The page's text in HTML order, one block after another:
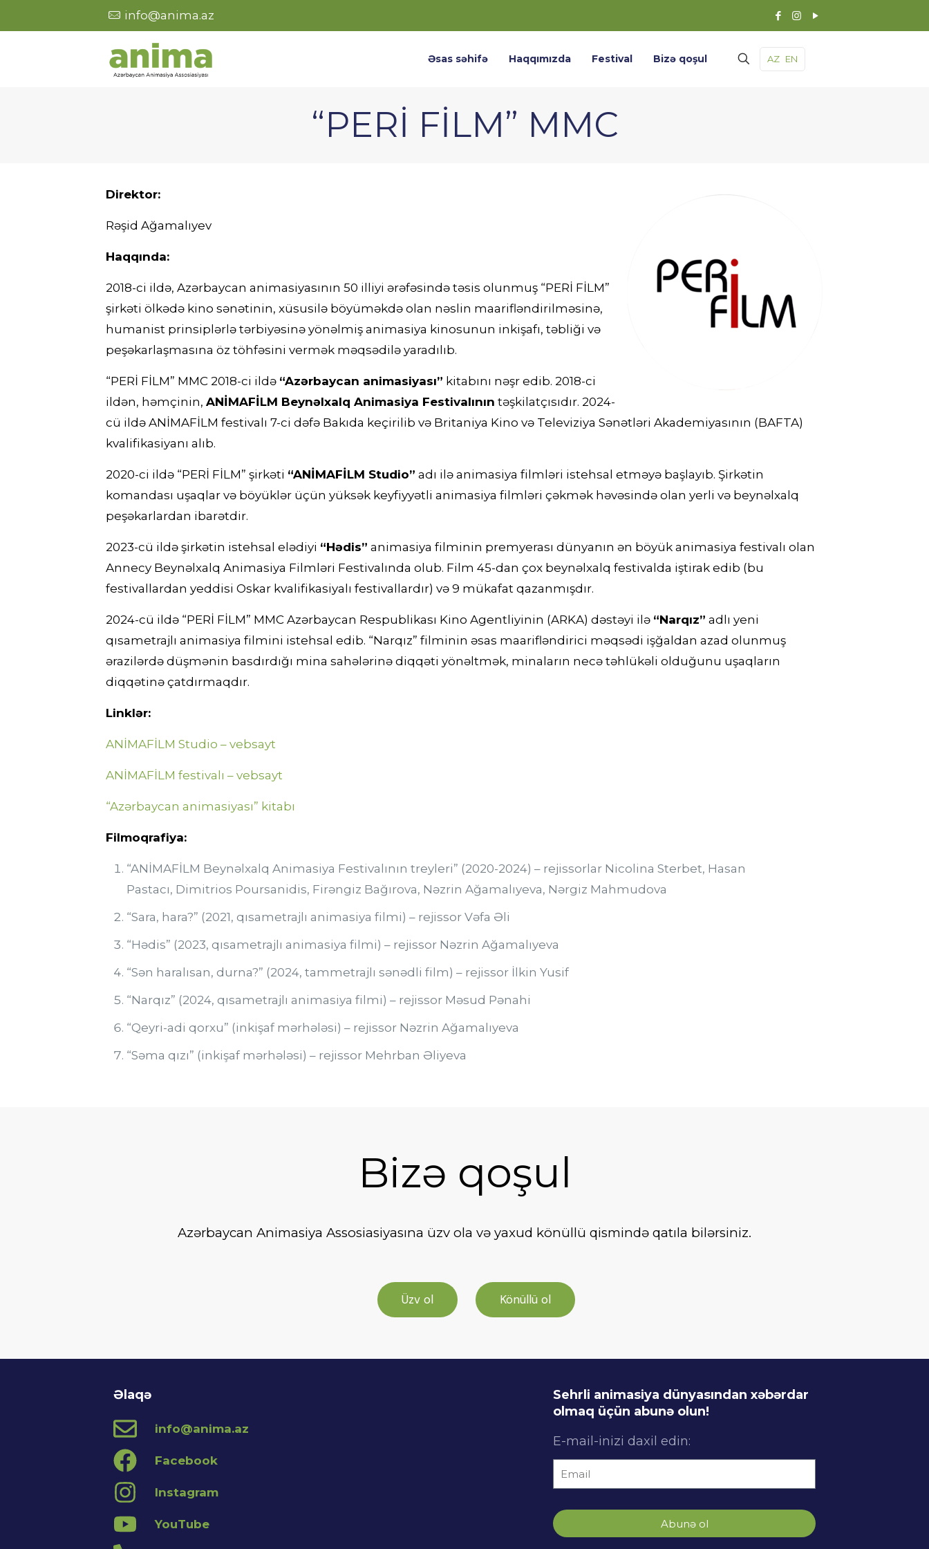
info@anima.az
Əsas səhifə Haqqımızda Festival Bizə qoşul AZ EN
“PERİ FİLM” MMC
Direktor:
Rəşid Ağamalıyev
Haqqında:
2018-ci ildə, Azərbaycan animasiyasının 50 illiyi ərəfəsində təsis olunmuş “PERİ FİLM”
şirkəti ölkədə kino sənətinin, xüsusilə böyüməkdə olan nəslin maarifləndirilməsinə,
humanist prinsiplərlə tərbiyəsinə yönəlmiş animasiya kinosunun inkişafı, təbliği və
peşəkarlaşmasına öz töhfəsini vermək məqsədilə yaradılıb.
“PERİ FİLM” MMC 2018-ci ildə “Azərbaycan animasiyası” kitabını nəşr edib. 2018-ci
ildən, həmçinin, ANİMAFİLM Beynəlxalq Animasiya Festivalının təşkilatçısıdır. 2024-
cü ildə ANİMAFİLM festivalı 7-ci dəfə Bakıda keçirilib və Britaniya Kino və Televiziya Sənətləri Akademiyasının (BAFTA)
kvalifikasiyanı alıb.
2020-ci ildə “PERİ FİLM” şirkəti “ANİMAFİLM Studio” adı ilə animasiya filmləri istehsal etməyə başlayıb. Şirkətin
komandası uşaqlar və böyüklər üçün yüksək keyfiyyətli animasiya filmləri çəkmək həvəsində olan yerli və beynəlxalq
peşəkarlardan ibarətdir.
2023-cü ildə şirkətin istehsal elədiyi “Hədis” animasiya filminin premyerası dünyanın ən böyük animasiya festivalı olan
Annecy Beynəlxalq Animasiya Filmləri Festivalında olub. Film 45-dan çox beynəlxalq festivalda iştirak edib (bu
festivallardan yeddisi Oskar kvalifikasiyalı festivallardır) və 9 mükafat qazanmışdır.
2024-cü ildə “PERİ FİLM” MMC Azərbaycan Respublikası Kino Agentliyinin (ARKA) dəstəyi ilə “Narqız” adlı yeni
qısametrajlı animasiya filmini istehsal edib. “Narqız” filminin əsas maarifləndirici məqsədi işğaldan azad olunmuş
ərazilərdə düşmənin basdırdığı mina sahələrinə diqqəti yönəltmək, minaların necə təhlükəli olduğunu uşaqların
diqqətinə çatdırmaqdır.
Linklər:
ANİMAFİLM Studio – vebsayt
ANİMAFİLM festivalı – vebsayt
“Azərbaycan animasiyası” kitabı
Filmoqrafiya:
“ANİMAFİLM Beynəlxalq Animasiya Festivalının treyleri” (2020-2024) – rejissorlar Nicolina Sterbet, Hasan
Pastacı, Dimitrios Poursanidis, Firəngiz Bağırova, Nəzrin Ağamalıyeva, Nərgiz Mahmudova
“Sara, hara?” (2021, qısametrajlı animasiya filmi) – rejissor Vəfa Əli
“Hədis” (2023, qısametrajlı animasiya filmi) – rejissor Nəzrin Ağamalıyeva
“Sən haralısan, durna?” (2024, tammetrajlı sənədli film) – rejissor İlkin Yusif
“Narqız” (2024, qısametrajlı animasiya filmi) – rejissor Məsud Pənahi
“Qeyri-adi qorxu” (inkişaf mərhələsi) – rejissor Nəzrin Ağamalıyeva
“Səma qızı” (inkişaf mərhələsi) – rejissor Mehrban Əliyeva
Bizə qoşul
Azərbaycan Animasiya Assosiasiyasına üzv ola və yaxud könüllü qismində qatıla bilərsiniz.
Üzv ol Könüllü ol
Əlaqə
info@anima.az
Facebook
Instagram
YouTube
Sehrli animasiya dünyasından xəbərdar
olmaq üçün abunə olun!
E-mail-inizi daxil edin:
Abunə ol